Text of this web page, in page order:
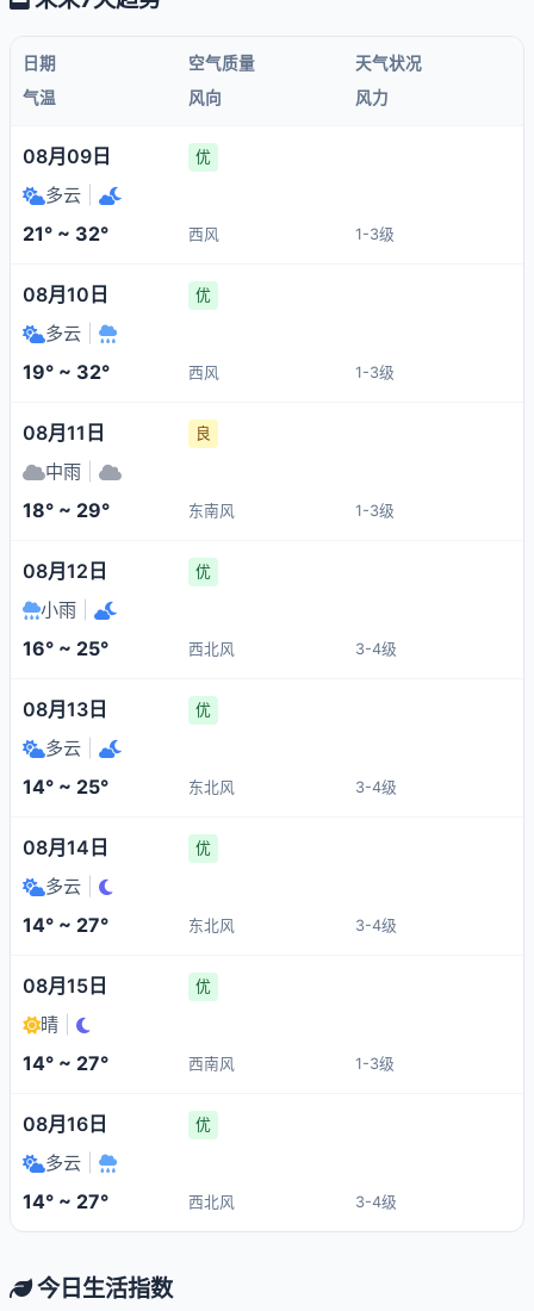
日期 空气质量
天气状况
气温
风向 风力
08月09日 优
多云
21° ~ 32° 西风 1-3级
08月10日 优
多云
19° ~ 32° 西风 1-3级
08月11日 良
中雨
18° ~ 29° 东南风 1-3级
08月12日 优
小雨
16° ~ 25° 西北风 3-4级
08月13日 优
多云
14° ~ 25° 东北风 3-4级
08月14日 优
多云
14° ~ 27° 东北风 3-4级
08月15日 优
晴
14° ~ 27° 西南风 1-3级
08月16日 优
多云
14° ~ 27° 西北风 3-4级
今日生活指数